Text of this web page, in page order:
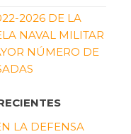
2026 DE LA
NAVAL MILITAR
NÚMERO DE
LA DEFENSA